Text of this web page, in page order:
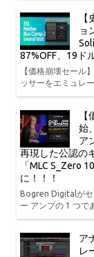
ョ
87%OFF、19ド
【価格崩壊セール
ッサーをエミュレ
始
ア
再現した公認の
「MLC S_Zero
に！！！
Bogren Digitalがセ
ー アンプの 1 つで
ア
レ